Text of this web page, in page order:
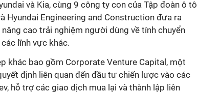
và Kia, cùng 9 công ty con của Tập đoàn ô tô
Hyundai Engineering and Construction đưa ra
cao trải nghiệm người dùng về tính chuyển
lĩnh vực khác.
khác bao gồm Corporate Venture Capital, một
định liên quan đến đầu tư chiến lược vào các
hỗ trợ các giao dịch mua lại và thành lập liên